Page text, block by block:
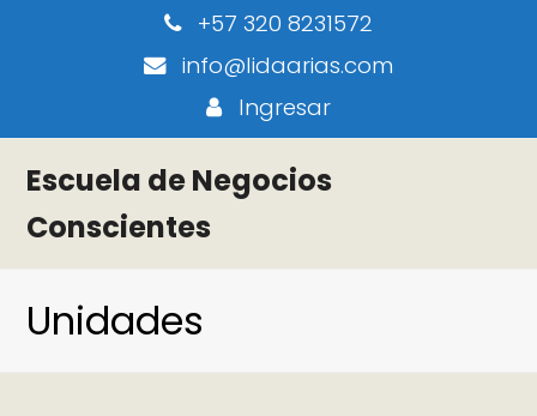
+57 320 8231572
info@lidaarias.com
Ingresar
Escuela de Negocios
Conscientes
Unidades